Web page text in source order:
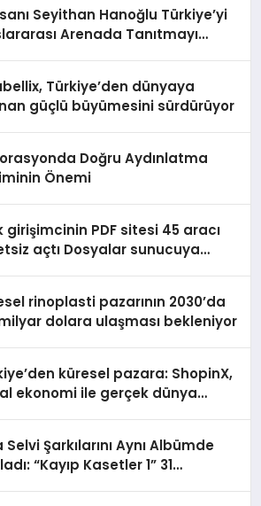
Seyithan Hanoğlu Türkiye’yi
Arenada Tanıtmayı
Türkiye’den dünyaya
güçlü büyümesini sürdürüyor
Doğru Aydınlatma
Önemi
girişimcinin PDF sitesi 45 aracı
açtı Dosyalar sunucuya
rinoplasti pazarının 2030’da
dolara ulaşması bekleniyor
küresel pazara: ShopinX,
ekonomi ile gerçek dünya
Selvi Şarkılarını Aynı Albümde
“Kayıp Kasetler 1” 31